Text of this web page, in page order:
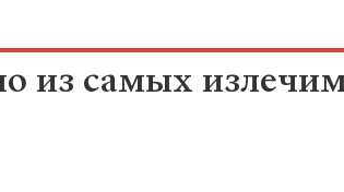
из самых